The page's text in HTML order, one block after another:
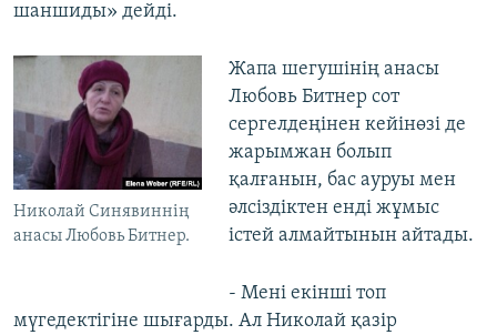
шаншиды» дейді.
Николай Синявиннің
анасы Любовь Битнер.
Жапа шегушінің анасы
Любовь Битнер сот
сергелдеңінен кейінөзі де
жарымжан болып
қалғанын, бас ауруы мен
әлсіздіктен енді жұмыс
істей алмайтынын айтады.
- Мені екінші топ
мүгедектігіне шығарды. Ал Николай қазір